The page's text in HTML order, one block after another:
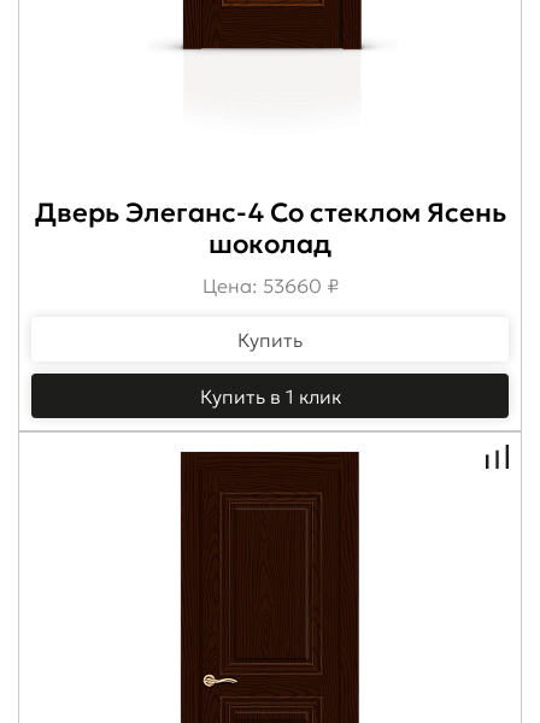
Дверь Элеганс-4 Со стеклом Ясень
шоколад
Цена: 53660 ₽
Купить
Купить в 1 клик